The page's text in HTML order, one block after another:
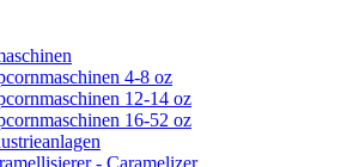
4-8 oz
12-14 oz
16-52 oz
- Caramelizer